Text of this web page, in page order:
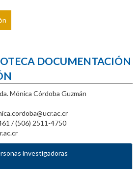
DOCUMENTACIÓN
Mónica Córdoba Guzmán
/ (506) 2511-4750
investigadoras